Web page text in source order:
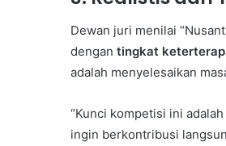
Dewan juri menilai
dengan tingkat
adalah menyelesaikan
“Kunci kompetisi ini
ingin berkontribusi